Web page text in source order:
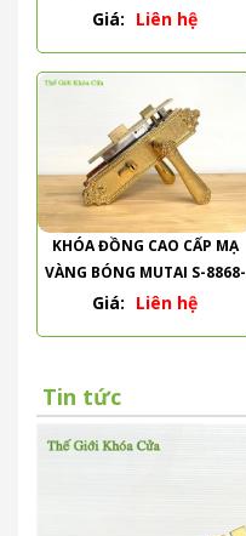
Giá: Liên hệ
KHÓA ĐỒNG CAO CẤP MẠ
VÀNG BÓNG MUTAI S-8868-
PVD
Giá: Liên hệ
Tin tức